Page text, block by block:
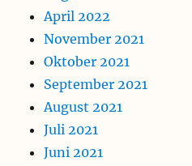
April 2022
November 2021
Oktober 2021
September 2021
August 2021
Juli 2021
Juni 2021